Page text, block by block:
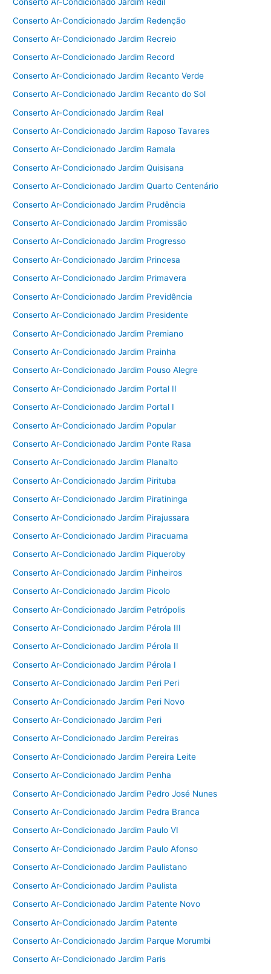
Conserto Ar-Condicionado Jardim Redenção
Conserto Ar-Condicionado Jardim Recreio
Conserto Ar-Condicionado Jardim Record
Conserto Ar-Condicionado Jardim Recanto Verde
Conserto Ar-Condicionado Jardim Recanto do Sol
Conserto Ar-Condicionado Jardim Real
Conserto Ar-Condicionado Jardim Raposo Tavares
Conserto Ar-Condicionado Jardim Ramala
Conserto Ar-Condicionado Jardim Quisisana
Conserto Ar-Condicionado Jardim Quarto Centenário
Conserto Ar-Condicionado Jardim Prudência
Conserto Ar-Condicionado Jardim Promissão
Conserto Ar-Condicionado Jardim Progresso
Conserto Ar-Condicionado Jardim Princesa
Conserto Ar-Condicionado Jardim Primavera
Conserto Ar-Condicionado Jardim Previdência
Conserto Ar-Condicionado Jardim Presidente
Conserto Ar-Condicionado Jardim Premiano
Conserto Ar-Condicionado Jardim Prainha
Conserto Ar-Condicionado Jardim Pouso Alegre
Conserto Ar-Condicionado Jardim Portal II
Conserto Ar-Condicionado Jardim Portal I
Conserto Ar-Condicionado Jardim Popular
Conserto Ar-Condicionado Jardim Ponte Rasa
Conserto Ar-Condicionado Jardim Planalto
Conserto Ar-Condicionado Jardim Pirituba
Conserto Ar-Condicionado Jardim Piratininga
Conserto Ar-Condicionado Jardim Pirajussara
Conserto Ar-Condicionado Jardim Piracuama
Conserto Ar-Condicionado Jardim Piqueroby
Conserto Ar-Condicionado Jardim Pinheiros
Conserto Ar-Condicionado Jardim Picolo
Conserto Ar-Condicionado Jardim Petrópolis
Conserto Ar-Condicionado Jardim Pérola III
Conserto Ar-Condicionado Jardim Pérola II
Conserto Ar-Condicionado Jardim Pérola I
Conserto Ar-Condicionado Jardim Peri Peri
Conserto Ar-Condicionado Jardim Peri Novo
Conserto Ar-Condicionado Jardim Peri
Conserto Ar-Condicionado Jardim Pereiras
Conserto Ar-Condicionado Jardim Pereira Leite
Conserto Ar-Condicionado Jardim Penha
Conserto Ar-Condicionado Jardim Pedro José Nunes
Conserto Ar-Condicionado Jardim Pedra Branca
Conserto Ar-Condicionado Jardim Paulo VI
Conserto Ar-Condicionado Jardim Paulo Afonso
Conserto Ar-Condicionado Jardim Paulistano
Conserto Ar-Condicionado Jardim Paulista
Conserto Ar-Condicionado Jardim Patente Novo
Conserto Ar-Condicionado Jardim Patente
Conserto Ar-Condicionado Jardim Parque Morumbi
Conserto Ar-Condicionado Jardim Paris